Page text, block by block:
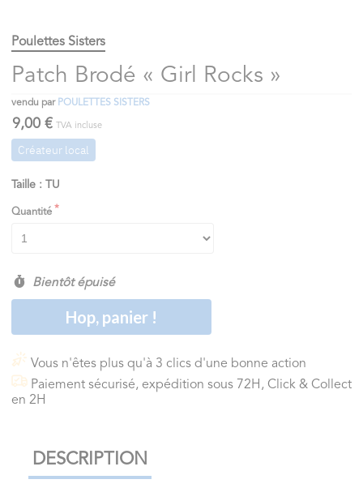
Poulettes Sisters
Patch Brodé « Girl Rocks »
vendu par POULETTES SISTERS
9,00 € TVA incluse
Créateur local
Taille : TU
Quantité
Bientôt épuisé
Hop, panier !
Vous n'êtes plus qu'à 3 clics d'une bonne action
Paiement sécurisé, expédition sous 72H, Click & Collect
en 2H
DESCRIPTION